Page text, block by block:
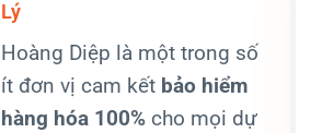
Lý
Hoàng Diệp là một trong số
ít đơn vị cam kết bảo hiểm
hàng hóa 100% cho mọi dự